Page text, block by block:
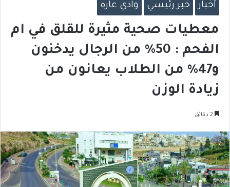
أخبار خبر رئيسي وادي عاره
معطيات صحية مثيرة للقلق في ام
الفحم : 50% من الرجال يدخنون
و47% من الطلاب يعانون من
زيادة الوزن